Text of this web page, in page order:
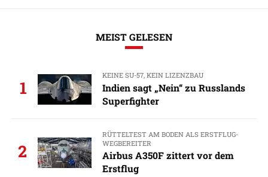
MEIST GELESEN
1
KEINE SU-57, KEIN LIZENZBAU
Indien sagt „Nein“ zu Russlands
Superfighter
2
RÜTTELTEST AM BODEN ALS ERSTFLUG-
WEGBEREITER
Airbus A350F zittert vor dem
Erstflug